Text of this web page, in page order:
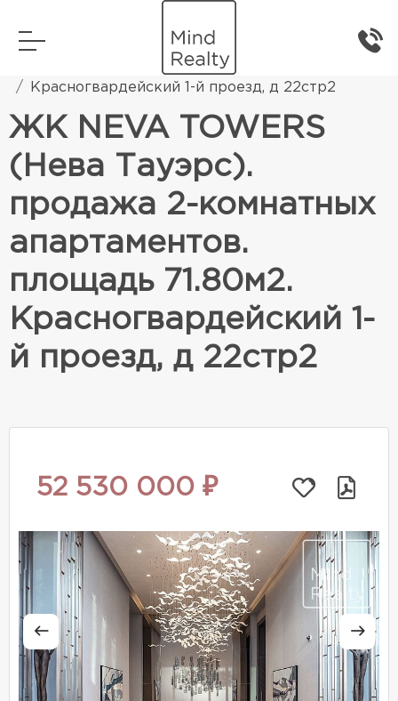
Элитная жилая недвижимость
Красногвардейский 1-й проезд, д 22стр2
ЖК NEVA TOWERS
(Нева Тауэрс).
продажа 2-комнатных
апартаментов.
площадь 71.80м2.
Красногвардейский 1-
й проезд, д 22стр2
52 530 000 ₽